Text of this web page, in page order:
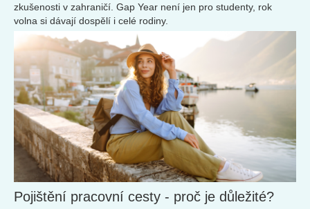
zkušenosti v zahraničí. Gap Year není jen pro studenty, rok
volna si dávají dospělí i celé rodiny.
Pojištění pracovní cesty - proč je důležité?